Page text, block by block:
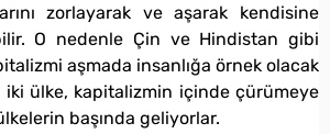
zorlayarak ve aşarak kendisine
O nedenle Çin ve Hindistan gibi
aşmada insanlığa örnek olacak
iki ülke, kapitalizmin içinde çürümeye
başında geliyorlar.